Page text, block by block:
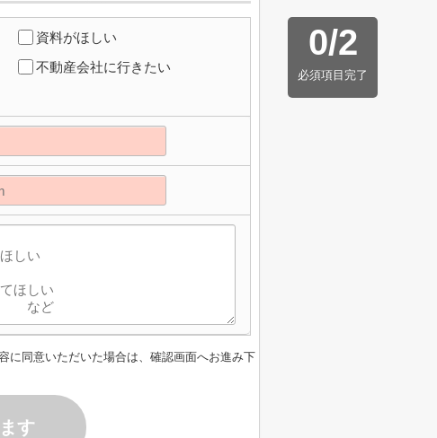
0/2
必須項目完了
資料がほしい
不動産会社に行きたい
に同意いただいた場合は、確認画面へお進み下
す